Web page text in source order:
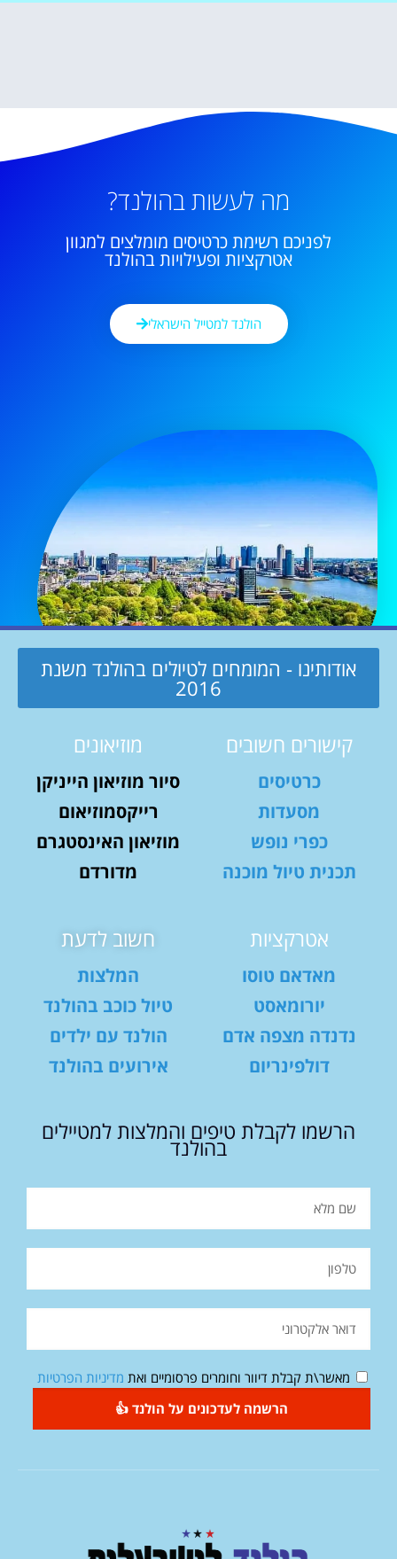
מה לעשות בהולנד?
לפניכם רשימת כרטיסים מומלצים למגוון
אטרקציות ופעילויות בהולנד
הולנד למטייל הישראלי
אודותינו - המומחים לטיולים בהולנד משנת
2016
קישורים חשובים
כרטיסים
מסעדות
כפרי נופש
תכנית טיול מוכנה
מוזיאונים
סיור מוזיאון הייניקן
רייקסמוזיאום
מוזיאון האינסטגרם
מדורדם
אטרקציות
מאדאם טוסו
יורומאסט
נדנדה מצפה אדם
דולפינריום
חשוב לדעת
המלצות
טיול כוכב בהולנד
הולנד עם ילדים
אירועים בהולנד
הרשמו לקבלת טיפים והמלצות למטיילים
בהולנד
מאשר\ת קבלת דיוור וחומרים פרסומיים ואת מדיניות הפרטיות
הרשמה לעדכונים על הולנד 👍